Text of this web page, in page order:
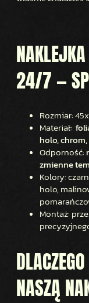
24/7 —
Rozmiar:
Materiał:
holo,
Odporność:
zmienne
Kolory:
holo,
Montaż:
NASZĄ